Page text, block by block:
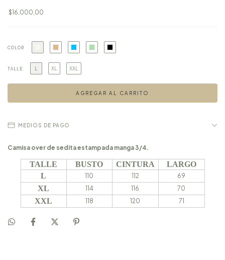
$16.000,00
COLOR
TALLE L XL XXL
MEDIOS DE PAGO
Camisa over de sedita estampada manga 3/4.
TALLE BUSTO CINTURA
LARGO
L
110 112 69
XL 114 116 70
XXL 118 120 71